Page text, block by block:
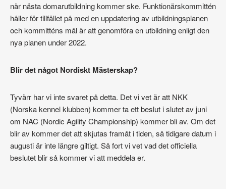
när nästa domarutbildning kommer ske. Funktionärskommittén
håller för tillfället på med en uppdatering av utbildningsplanen
och kommitténs mål är att genomföra en utbildning enligt den
nya planen under 2022.
Blir det något Nordiskt Mästerskap?
Tyvärr har vi inte svaret på detta. Det vi vet är att NKK
(Norska kennel klubben) kommer ta ett beslut i slutet av juni
om NAC (Nordic Agility Championship) kommer bli av. Om det
blir av kommer det att skjutas framåt i tiden, så tidigare datum i
augusti är inte längre giltigt. Så fort vi vet vad det officiella
beslutet blir så kommer vi att meddela er.